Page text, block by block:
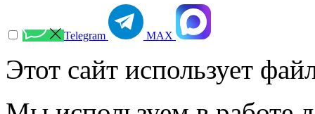
Telegram МАХ
Этот сайт использует